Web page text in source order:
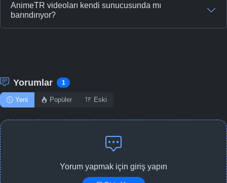
AnimeTR videoları kendi sunucusunda mı
barındırıyor?
Yorumlar 1
Yeni Popüler Eski
Yorum yapmak için giriş yapın